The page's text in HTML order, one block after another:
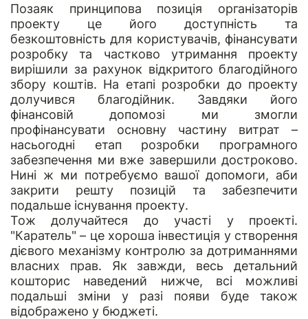
Позаяк принципова позиція організаторів
проекту це його доступність та
безкоштовність для користувачів, фінансувати
розробку та частково утримання проекту
вирішили за рахунок відкритого благодійного
збору коштів. На етапі розробки до проекту
долучився благодійник. Завдяки його
фінансовій допомозі ми змогли
профінансувати основну частину витрат –
насьогодні етап розробки програмного
забезпечення ми вже завершили достроково.
Нині ж ми потребуємо вашої допомоги, аби
закрити решту позицій та забезпечити
подальше існування проекту.
Тож долучайтеся до участі у проекті.
"Каратель" – це хороша інвестиція у створення
дієвого механізму контролю за дотриманнями
власних прав. Як завжди, весь детальний
кошторис наведений нижче, всі можливі
подальші зміни у разі появи буде також
відображено у бюджеті.